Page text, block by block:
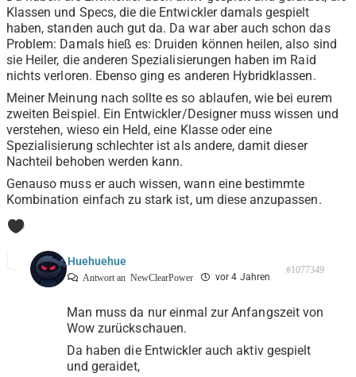
Klassen und Specs, die die Entwickler damals gespielt
haben, standen auch gut da. Da war aber auch schon das
Problem: Damals hieß es: Druiden können heilen, also sind
sie Heiler, die anderen Spezialisierungen haben im Raid
nichts verloren. Ebenso ging es anderen Hybridklassen.
Meiner Meinung nach sollte es so ablaufen, wie bei eurem
zweiten Beispiel. Ein Entwickler/Designer muss wissen und
verstehen, wieso ein Held, eine Klasse oder eine
Spezialisierung schlechter ist als andere, damit dieser
Nachteil behoben werden kann.
Genauso muss er auch wissen, wann eine bestimmte
Kombination einfach zu stark ist, um diese anzupassen.
0
Huehuehue
Antwort an NewClearPower vor 4 Jahren
#1077349
Man muss da nur einmal zur Anfangszeit von
Wow zurückschauen.
Da haben die Entwickler auch aktiv gespielt
und geraidet,